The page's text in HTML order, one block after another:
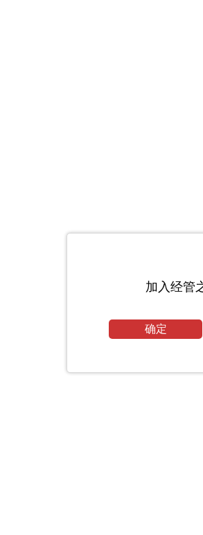
加入经管
确定